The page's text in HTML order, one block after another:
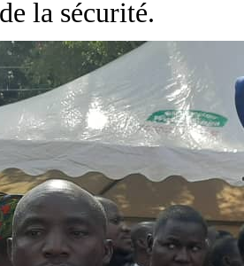
la sécurité.